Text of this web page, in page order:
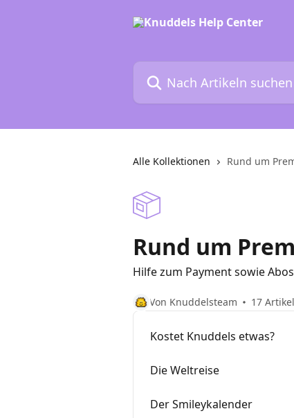
Alle Kollektionen Rund um
Rund um
Hilfe zum Payment sowie
Von Knuddelsteam 17 Artikel
Kostet Knuddels etwas?
Die Weltreise
Der Smileykalender